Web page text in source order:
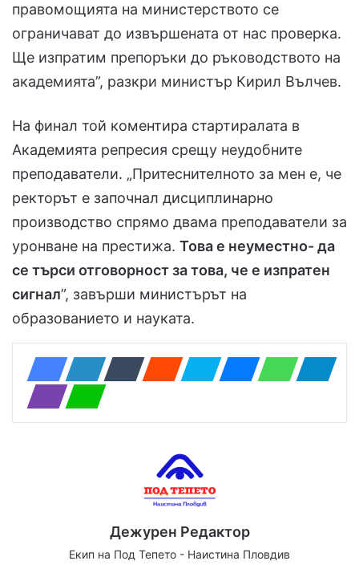
правомощията на министерството се
ограничават до извършената от нас проверка.
Ще изпратим препоръки до ръководството на
академията”, разкри министър Кирил Вълчев.
На финал той коментира стартиралата в
Академията репресия срещу неудобните
преподаватели. „Притеснителното за мен е, че
ректорът е започнал дисциплинарно
производство спрямо двама преподаватели за
уронване на престижа. Това е неуместно- да
се търси отговорност за това, че е изпратен
сигнал”, завърши министърът на
образованието и науката.
Дежурен Редактор
Екип на Под Тепето - Наистина Пловдив